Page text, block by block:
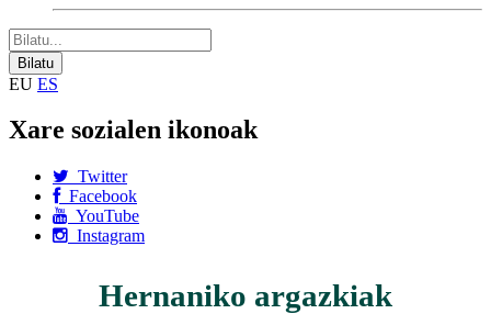
EU ES
Xare sozialen ikonoak
Twitter
Facebook
YouTube
Instagram
Hernaniko argazkiak